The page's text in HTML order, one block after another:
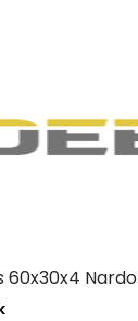
Nardo